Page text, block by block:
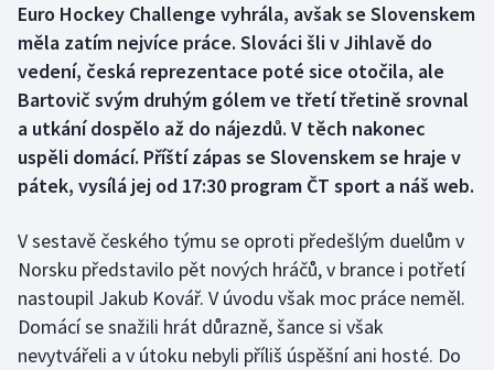
Box
Curling
Dostihy
Florbal
Futsal
Golf
Gymnastika
Euro Hockey Challenge vyhrála, avšak se Slovenskem
měla zatím nejvíce práce. Slováci šli v Jihlavě do
vedení, česká reprezentace poté sice otočila, ale
Bartovič svým druhým gólem ve třetí třetině srovnal
a utkání dospělo až do nájezdů. V těch nakonec
uspěli domácí. Příští zápas se Slovenskem se hraje v
pátek, vysílá jej od 17:30 program ČT sport a náš web.
V sestavě českého týmu se oproti předešlým duelům v
Norsku představilo pět nových hráčů, v brance i potřetí
nastoupil Jakub Kovář. V úvodu však moc práce neměl.
Domácí se snažili hrát důrazně, šance si však
nevytvářeli a v útoku nebyli příliš úspěšní ani hosté. Do